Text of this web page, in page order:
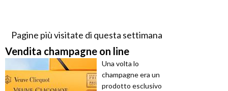
Pagine più visitate di questa settimana
Vendita champagne on line
Una volta lo
champagne era un
prodotto esclusivo